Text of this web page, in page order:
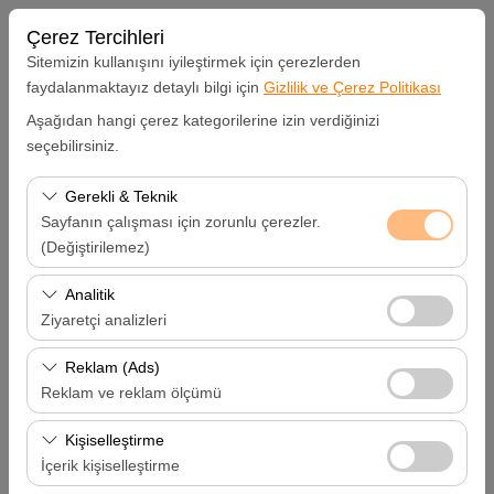
Çerez Tercihleri
Sitemizin kullanışını iyileştirmek için çerezlerden
faydalanmaktayız detaylı bilgi için Gizlilik ve Çerez Politikası
Aşağıdan hangi çerez kategorilerine izin verdiğinizi
seçebilirsiniz.
Gerekli & Teknik
Sayfanın çalışması için zorunlu çerezler.
(Değiştirilemez)
Bu çerezler sitenin doğru şekilde çalışması, güvenlik,
oturum yönetimi ve temel işlevler için gereklidir. Devre
dışı bırakılamaz.
Analitik
Ziyaretçi analizleri
Bu çerezler, sitemizin nasıl kullanıldığını (ziyaretçi sayısı,
en çok ziyaret edilen sayfalar, kullanıcı davranışları)
analiz etmemizi sağlar. Bu veriler, web sitesi
performansını ölçmek ve kullanıcı deneyimini sürekli
iyileştirmek için kullanılır.
Reklam (Ads)
Reklam ve reklam ölçümü
Bu çerezler, size ilgi alanlarınıza uygun kişiselleştirilmiş
reklamlar göstermemize ve reklam kampanyalarımızın
etkinliğini (gösterim sayısı, tıklama oranı) ölçmemize
Kişiselleştirme
İçerik kişiselleştirme
Alış Lokasyonu
Hatay Samandağ
Aracı farklı bir lokasyona bırakacağım
Alış Tarih & Saat
09:00
Bırakış Tarih & Saat